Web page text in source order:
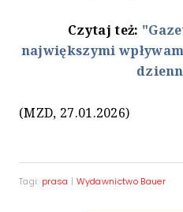
Czytaj też:
największymi
(MZD, 27.01.2026)
Tagi: prasa | Wydawnictwo Bauer